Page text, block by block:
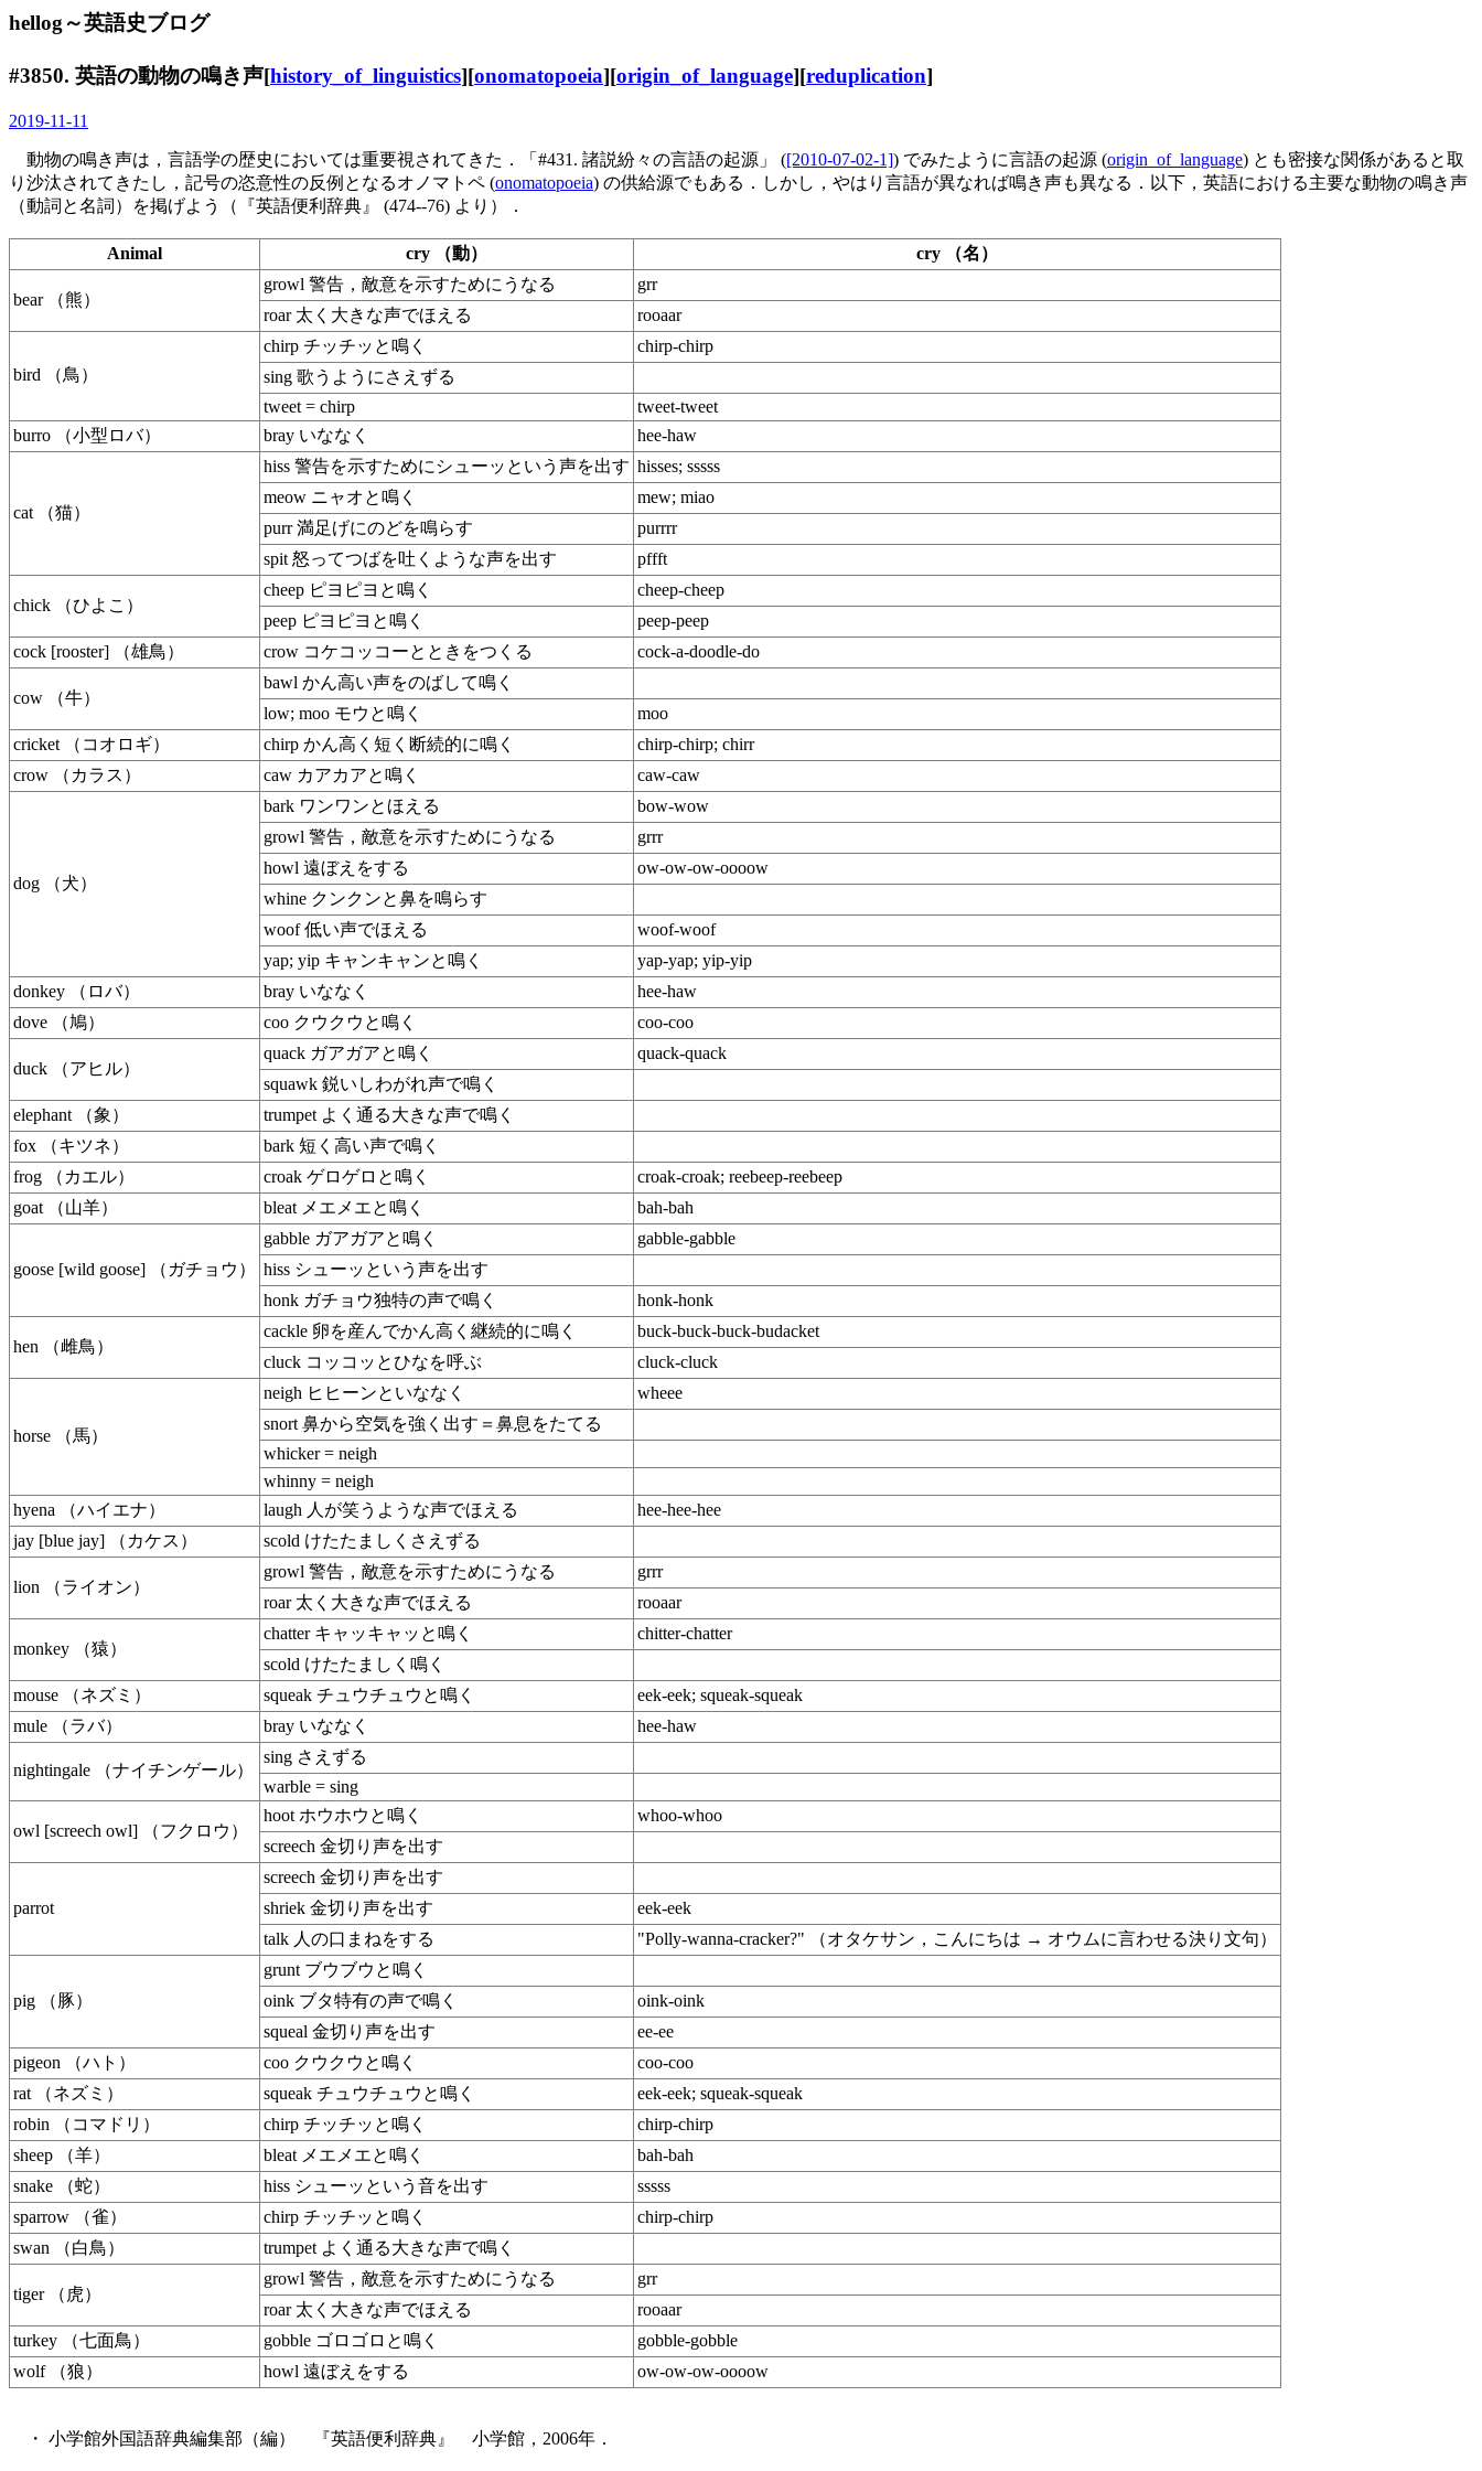
hellog～英語史ブログ
#3850. 英語の動物の鳴き声[history_of_linguistics][onomatopoeia][origin_of_language][reduplication]
2019-11-11
動物の鳴き声は，言語学の歴史においては重要視されてきた．「#431. 諸説紛々の言語の起源」 ([2010-07-02-1]) でみたように言語の起源 (origin_of_language) とも密接な関係があると取
り沙汰されてきたし，記号の恣意性の反例となるオノマトペ (onomatopoeia) の供給源でもある．しかし，やはり言語が異なれば鳴き声も異なる．以下，英語における主要な動物の鳴き声
（動詞と名詞）を掲げよう（『英語便利辞典』 (474--76) より）．
Animal cry （動） cry （名）
bear （熊）
growl 警告，敵意を示すためにうなる
grr
roar 太く大きな声でほえる
rooaar
bird （鳥）
chirp チッチッと鳴く
chirp-chirp
sing 歌うようにさえずる
tweet = chirp
tweet-tweet
burro （小型ロバ）
bray いななく hee-haw
cat （猫）
hiss 警告を示すためにシューッという声を出す hisses; sssss
meow ニャオと鳴く
mew; miao
purr 満足げにのどを鳴らす
purrrr
spit 怒ってつばを吐くような声を出す
pffft
chick （ひよこ）
cheep ピヨピヨと鳴く
cheep-cheep
peep ピヨピヨと鳴く
peep-peep
cock [rooster] （雄鳥）
crow コケコッコーとときをつくる cock-a-doodle-do
cow （牛）
bawl かん高い声をのばして鳴く
low; moo モウと鳴く
moo
cricket （コオロギ）
chirp かん高く短く断続的に鳴く
chirp-chirp; chirr
crow （カラス）
caw カアカアと鳴く caw-caw
dog （犬）
bark ワンワンとほえる
bow-wow
growl 警告，敵意を示すためにうなる
grrr
howl 遠ぼえをする
ow-ow-ow-oooow
whine クンクンと鼻を鳴らす
woof 低い声でほえる
woof-woof
yap; yip キャンキャンと鳴く
yap-yap; yip-yip
donkey （ロバ）
bray いななく
hee-haw
dove （鳩）
coo クウクウと鳴く coo-coo
duck （アヒル）
quack ガアガアと鳴く
quack-quack
squawk 鋭いしわがれ声で鳴く
elephant （象）
trumpet よく通る大きな声で鳴く
fox （キツネ）
bark 短く高い声で鳴く
frog （カエル）
croak ゲロゲロと鳴く
croak-croak; reebeep-reebeep
goat （山羊）
bleat メエメエと鳴く bah-bah
goose [wild goose] （ガチョウ）
gabble ガアガアと鳴く
gabble-gabble
hiss シューッという声を出す
honk ガチョウ独特の声で鳴く
honk-honk
hen （雌鳥）
cackle 卵を産んでかん高く継続的に鳴く
buck-buck-buck-budacket
cluck コッコッとひなを呼ぶ
cluck-cluck
horse （馬）
neigh ヒヒーンといななく
wheee
snort 鼻から空気を強く出す＝鼻息をたてる
whicker = neigh
whinny = neigh
hyena （ハイエナ）
laugh 人が笑うような声でほえる
hee-hee-hee
jay [blue jay] （カケス）
scold けたたましくさえずる
lion （ライオン）
growl 警告，敵意を示すためにうなる
grrr
roar 太く大きな声でほえる
rooaar
monkey （猿）
chatter キャッキャッと鳴く
chitter-chatter
scold けたたましく鳴く
mouse （ネズミ）
squeak チュウチュウと鳴く
eek-eek; squeak-squeak
mule （ラバ）
bray いななく hee-haw
nightingale （ナイチンゲール）
sing さえずる
warble = sing
owl [screech owl] （フクロウ）
hoot ホウホウと鳴く
whoo-whoo
screech 金切り声を出す
parrot
screech 金切り声を出す
shriek 金切り声を出す
eek-eek
talk 人の口まねをする
"Polly-wanna-cracker?" （オタケサン，こんにちは → オウムに言わせる決り文句）
pig （豚）
grunt ブウブウと鳴く
oink ブタ特有の声で鳴く
oink-oink
squeal 金切り声を出す
ee-ee
pigeon （ハト）
coo クウクウと鳴く
coo-coo
rat （ネズミ）
squeak チュウチュウと鳴く
eek-eek; squeak-squeak
robin （コマドリ）
chirp チッチッと鳴く
chirp-chirp
sheep （羊）
bleat メエメエと鳴く
bah-bah
snake （蛇）
hiss シューッという音を出す
sssss
sparrow （雀）
chirp チッチッと鳴く
chirp-chirp
swan （白鳥）
trumpet よく通る大きな声で鳴く
tiger （虎）
growl 警告，敵意を示すためにうなる
grr
roar 太く大きな声でほえる
rooaar
turkey （七面鳥）
gobble ゴロゴロと鳴く
gobble-gobble
wolf （狼）
howl 遠ぼえをする ow-ow-ow-oooow
・ 小学館外国語辞典編集部（編） 『英語便利辞典』 小学館，2006年．